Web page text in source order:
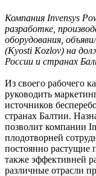
Компания Invensys
разработке,
оборудования,
(Kyosti Kozlov) на
России и странах
Из своего рабочего
руководить
источников
странах Балтии.
позволит компании
плодотворней
постоянно растущие
также эффективней
различные отрасли